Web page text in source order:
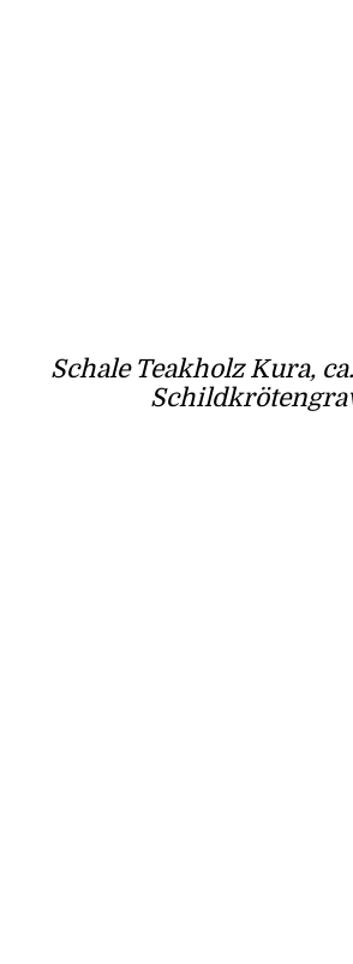
Schale Teakholz Kura,